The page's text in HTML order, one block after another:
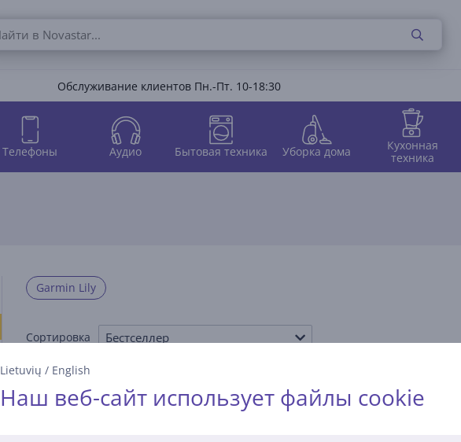
Lietuvių / English
Наш веб-сайт использует файлы cookie
Обслуживание клиентов Пн.-Пт. 10-18:30
Телефоны Аудио Бытовая техника Уборка дома
Кухонная
техника
Garmin Lily
Сортировка Бестселлер